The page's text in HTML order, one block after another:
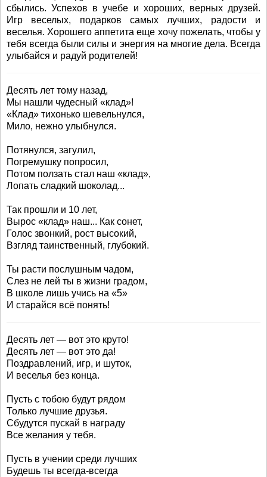
сбылись. Успехов в учебе и хороших, верных друзей.
Игр веселых, подарков самых лучших, радости и
веселья. Хорошего аппетита еще хочу пожелать, чтобы у
тебя всегда были силы и энергия на многие дела. Всегда
улыбайся и радуй родителей!
Десять лет тому назад,
Мы нашли чудесный «клад»!
«Клад» тихонько шевельнулся,
Мило, нежно улыбнулся.
Потянулся, загулил,
Погремушку попросил,
Потом ползать стал наш «клад»,
Лопать сладкий шоколад...
Так прошли и 10 лет,
Вырос «клад» наш... Как сонет,
Голос звонкий, рост высокий,
Взгляд таинственный, глубокий.
Ты расти послушным чадом,
Слез не лей ты в жизни градом,
В школе лишь учись на «5»
И старайся всё понять!
Десять лет — вот это круто!
Десять лет — вот это да!
Поздравлений, игр, и шуток,
И веселья без конца.
Пусть с тобою будут рядом
Только лучшие друзья.
Сбудутся пускай в награду
Все желания у тебя.
Пусть в учении среди лучших
Будешь ты всегда-всегда